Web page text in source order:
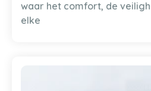
waar het comfort, de
elke